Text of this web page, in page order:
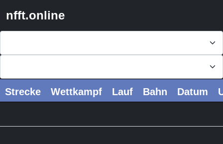
nfft.online
Strecke Wettkampf Lauf Bahn Datum